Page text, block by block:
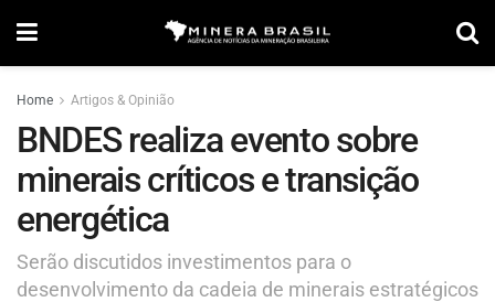
Home Artigos & Opinião
BNDES realiza evento sobre
minerais críticos e transição
energética
Serão discutidos investimentos para o
desenvolvimento da cadeia de minerais estratégicos